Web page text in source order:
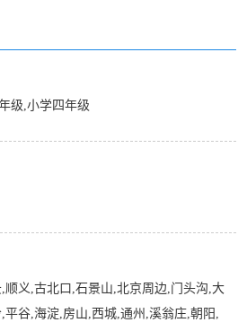
级,小学四年级
义,古北口,石景山,北京周边,门头沟,大
谷,海淀,房山,西城,通州,溪翁庄,朝阳,